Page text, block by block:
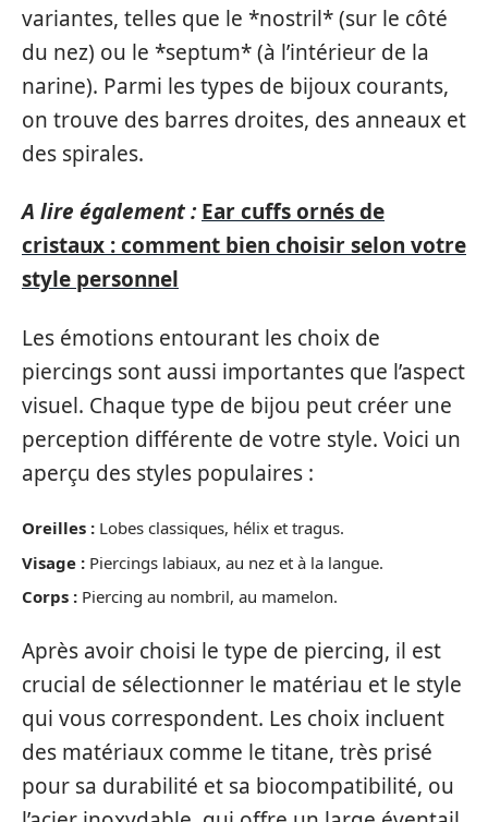
variantes, telles que le *nostril* (sur le côté
du nez) ou le *septum* (à l’intérieur de la
narine). Parmi les types de bijoux courants,
on trouve des barres droites, des anneaux et
des spirales.
A lire également : Ear cuffs ornés de
cristaux : comment bien choisir selon votre
style personnel
Les émotions entourant les choix de
piercings sont aussi importantes que l’aspect
visuel. Chaque type de bijou peut créer une
perception différente de votre style. Voici un
aperçu des styles populaires :
Oreilles : Lobes classiques, hélix et tragus.
Visage : Piercings labiaux, au nez et à la langue.
Corps : Piercing au nombril, au mamelon.
Après avoir choisi le type de piercing, il est
crucial de sélectionner le matériau et le style
qui vous correspondent. Les choix incluent
des matériaux comme le titane, très prisé
pour sa durabilité et sa biocompatibilité, ou